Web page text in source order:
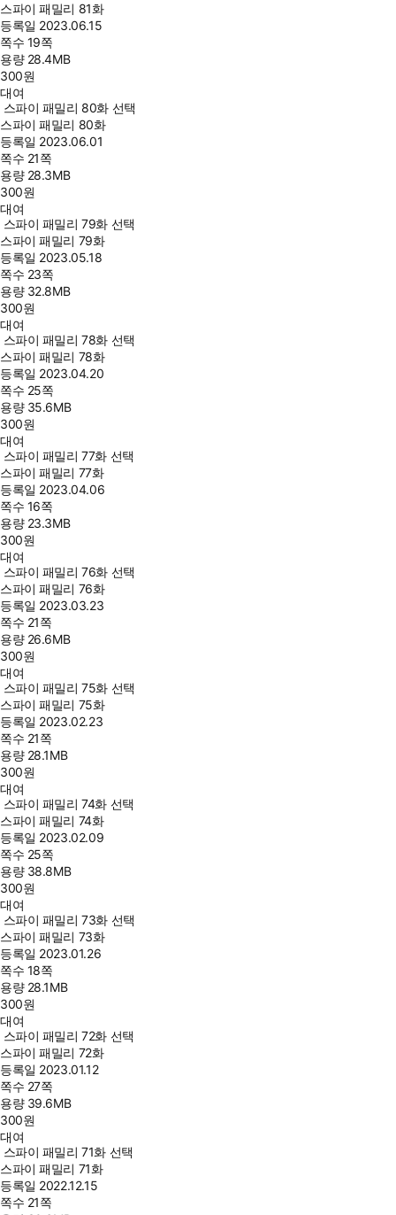
스파이 패밀리 81화
등록일 2023.06.15
쪽수 19쪽
용량 28.4MB
300원
대여
스파이 패밀리 80화 선택
스파이 패밀리 80화
등록일 2023.06.01
쪽수 21쪽
용량 28.3MB
300원
대여
스파이 패밀리 79화 선택
스파이 패밀리 79화
등록일 2023.05.18
쪽수 23쪽
용량 32.8MB
300원
대여
스파이 패밀리 78화 선택
스파이 패밀리 78화
등록일 2023.04.20
쪽수 25쪽
용량 35.6MB
300원
대여
스파이 패밀리 77화 선택
스파이 패밀리 77화
등록일 2023.04.06
쪽수 16쪽
용량 23.3MB
300원
대여
스파이 패밀리 76화 선택
스파이 패밀리 76화
등록일 2023.03.23
쪽수 21쪽
용량 26.6MB
300원
대여
스파이 패밀리 75화 선택
스파이 패밀리 75화
등록일 2023.02.23
쪽수 21쪽
용량 28.1MB
300원
대여
스파이 패밀리 74화 선택
스파이 패밀리 74화
등록일 2023.02.09
쪽수 25쪽
용량 38.8MB
300원
대여
스파이 패밀리 73화 선택
스파이 패밀리 73화
등록일 2023.01.26
쪽수 18쪽
용량 28.1MB
300원
대여
스파이 패밀리 72화 선택
스파이 패밀리 72화
등록일 2023.01.12
쪽수 27쪽
용량 39.6MB
300원
대여
스파이 패밀리 71화 선택
스파이 패밀리 71화
등록일 2022.12.15
쪽수 21쪽